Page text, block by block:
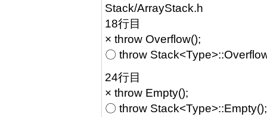
Stack/ArrayStack.h
18行目
× throw Overflow();
〇 throw
24行目
× throw Empty();
〇 throw Stack<Type>::Empty();